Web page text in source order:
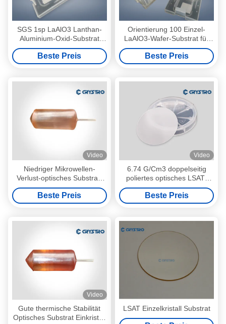
SGS 1sp LaAlO3 Lanthan-
Aluminium-Oxid-Substrat
Mikrowelle mit geringem
Verlust
Beste Preis
Orientierung 100 Einzel-
LaAlO3-Wafer-Substrat für
die Mikrowelle
Beste Preis
Video
Niedriger Mikrowellen-
Verlust-optisches Substrat-
Lanthan-Aluminat Laalo3
Ziel des Quadrat-<100>
Beste Preis
Video
6.74 G/Cm3 doppelseitig
poliertes optisches LSAT-
Substrat
Beste Preis
Video
Gute thermische Stabilität
Optisches Substrat Einkristall
LSAT Einzelkristall Substrat